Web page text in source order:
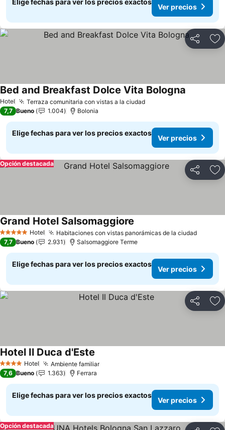
Elige fechas para ver los precios exactos
Ver precios
Compartir
Hotel Terraza comunitaria con vistas a la ciudadVer precios
Bed and Breakfast Dolce Vita Bologna
7,7 Bueno 1.004 Bolonia
Elige fechas para ver los precios exactos
Ver precios
Compartir
Opción destacada
5 Estrellas Hotel Habitaciones con vistas panorámicas de la ciudadVer
Grand Hotel Salsomaggiore
7,7 Bueno 2.931 Salsomaggiore Terme
Elige fechas para ver los precios exactos
Ver precios
Compartir
4 EstrellasHotel Ambiente familiarVer precios
Hotel Il Duca d'Este
7,6 Bueno 1.363 Ferrara
Elige fechas para ver los precios exactos
Ver precios
Opción destacada